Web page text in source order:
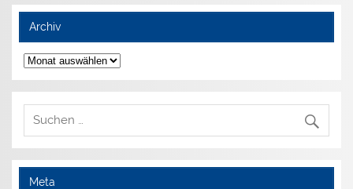
Archiv
Archiv
Meta